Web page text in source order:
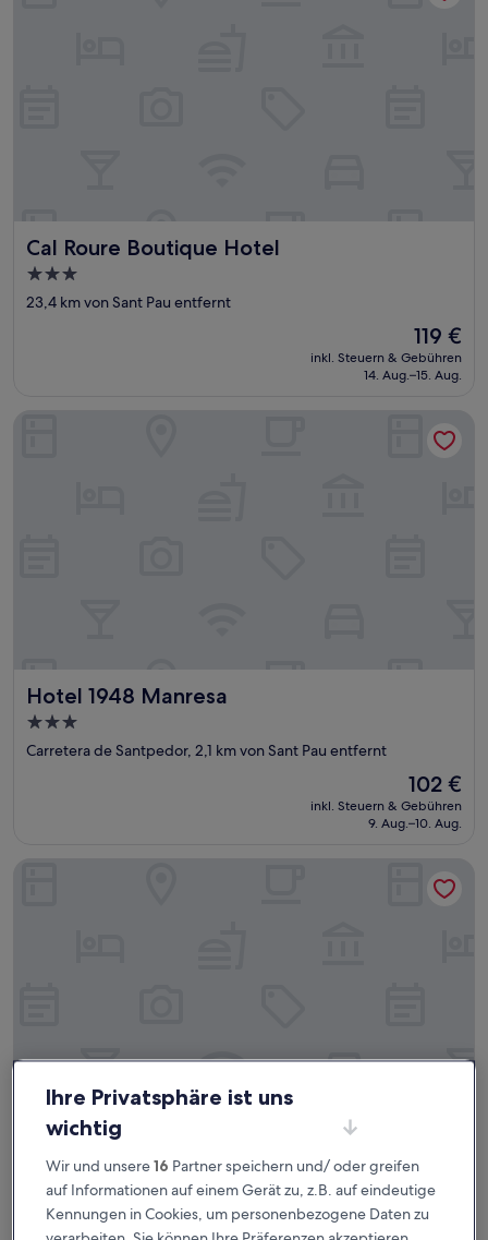
Cal Roure Boutique Hotel
Cal Roure Boutique Hotel
3.0-
Sterne-
23,4 km von Sant Pau entfernt
Der
Preis
beträgt
119 €
inkl. Steuern & Gebühren
14. Aug.–15. Aug.
Hotel 1948 Manresa
Hotel 1948 Manresa
3.0-
Sterne-
Carretera de Santpedor, 2,1 km von Sant Pau entfernt
Der
Preis
beträgt
102 €
inkl. Steuern & Gebühren
9. Aug.–10. Aug.
Hotel 1948 Manresa
Urbi Apartments
Urbi Apartments
3.0-
Sterne-
Unterkunft
Barri Antic, 1,1 km von Sant Pau entfernt
8,0/10 Sehr gut (137 Bewertungen)
Ihre Privatsphäre ist uns
wichtig
Wir und unsere16 Partner speichern und/ oder greifen
auf Informationen auf einem Gerät zu, z.B. auf eindeutige
Kennungen in Cookies, um personenbezogene Daten zu